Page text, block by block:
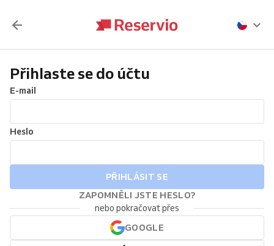
Přihlaste se do účtu
E-mail
Heslo
PŘIHLÁSIT SE
ZAPOMNĚLI JSTE HESLO?
nebo pokračovat přes
GOOGLE